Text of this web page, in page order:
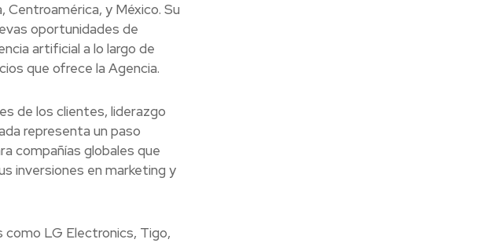
Centroamérica, y México. Su
oportunidades de
artificial a lo largo de
que ofrece la Agencia.
de los clientes, liderazgo
representa un paso
compañías globales que
inversiones en marketing y
como LG Electronics, Tigo,